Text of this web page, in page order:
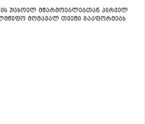
უცხოელ მწარმოებლებთან პირველ
მომავალ თვეში გააფორმებს